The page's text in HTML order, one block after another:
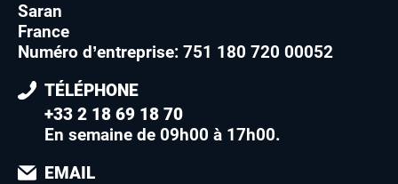
Saran
France
Numéro d’entreprise: 751 180 720 00052
TÉLÉPHONE
+33 2 18 69 18 70
En semaine de 09h00 à 17h00.
EMAIL